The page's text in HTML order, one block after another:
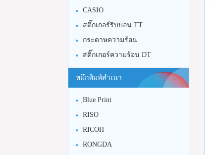
CASIO
สติ๊กเกอร์ริบบอน TT
กระดาษความร้อน
สติ๊กเกอร์ความร้อน DT
หมึกพิมพ์สำเนา
ฺBlue Print
RISO
RICOH
RONGDA